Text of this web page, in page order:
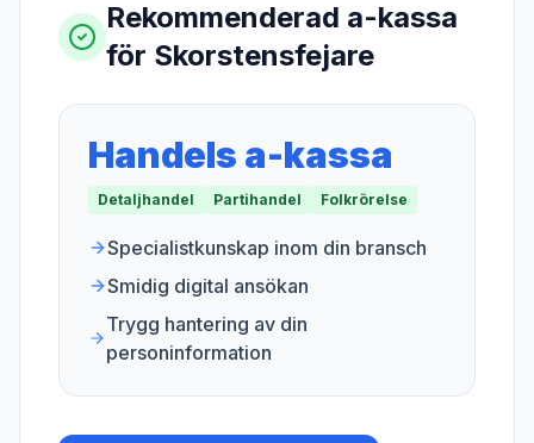
Rekommenderad a-kassa
för Skorstensfejare
Handels a-kassa
Detaljhandel Partihandel Folkrörelse
Specialistkunskap inom din bransch
Smidig digital ansökan
Trygg hantering av din
personinformation